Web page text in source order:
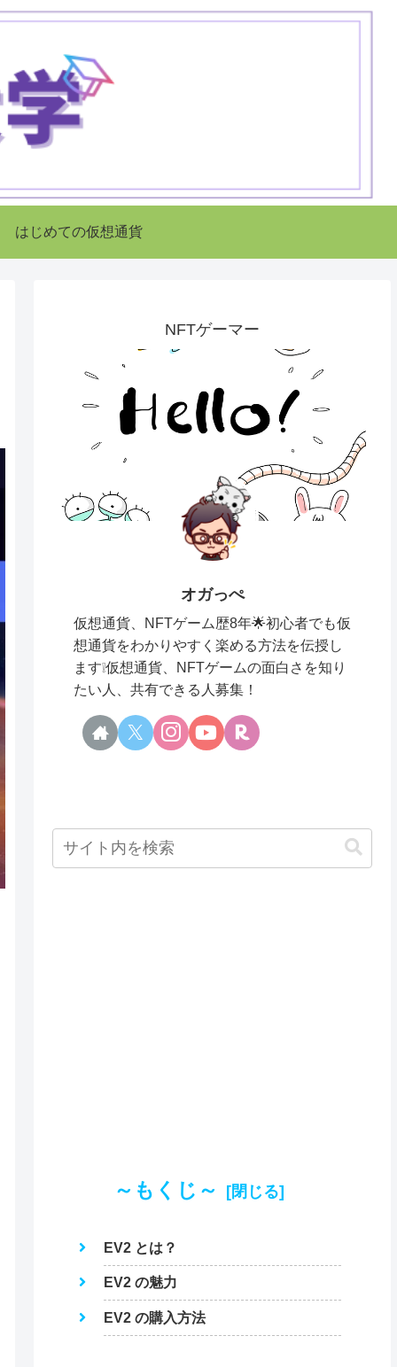
はじめての仮想通貨
NFTゲーマー
オガっぺ
仮想通貨、NFTゲーム歴8年🌟初心者でも仮
想通貨をわかりやすく楽める方法を伝授し
ます❕仮想通貨、NFTゲームの面白さを知り
たい人、共有できる人募集！
～もくじ～
EV2 とは？
EV2 の魅力
EV2 の購入方法